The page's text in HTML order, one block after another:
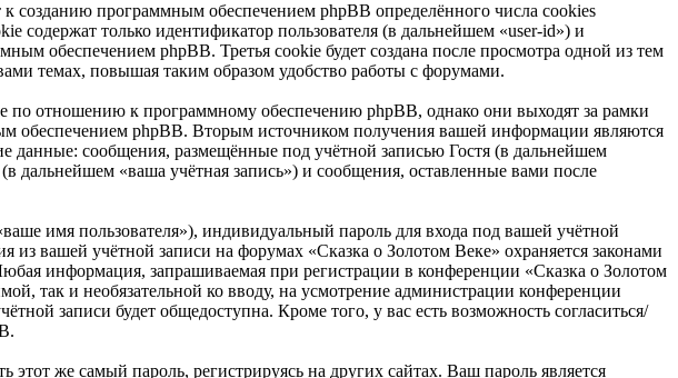
созданию программным обеспечением phpBB определённого числа cookies
содержат только идентификатор пользователя (в дальнейшем «user-id») и
обеспечением phpBB. Третья cookie будет создана после просмотра одной из тем
темах, повышая таким образом удобство работы с форумами.
отношению к программному обеспечению phpBB, однако они выходят за рамки
обеспечением phpBB. Вторым источником получения вашей информации являются
сообщения, размещённые под учётной записью Гостя (в дальнейшем
«ваша учётная запись») и сообщения, оставленные вами после
имя пользователя»), индивидуальный пароль для входа под вашей учётной
вашей учётной записи на форумах «Сказка о Золотом Веке» охраняется законами
информация, запрашиваемая при регистрации в конференции «Сказка о Золотом
так и необязательной ко вводу, на усмотрение администрации конференции
записи будет общедоступна. Кроме того, у вас есть возможность согласиться/
же самый пароль, регистрируясь на других сайтах. Ваш пароль является